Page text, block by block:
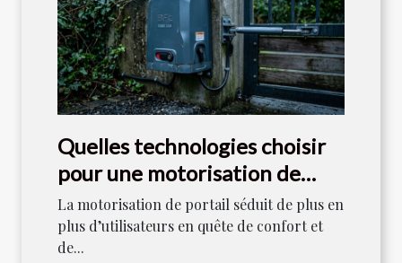
Quelles technologies choisir
pour une motorisation de
portail durable ?
La motorisation de portail séduit de plus en
plus d’utilisateurs en quête de confort et
de...